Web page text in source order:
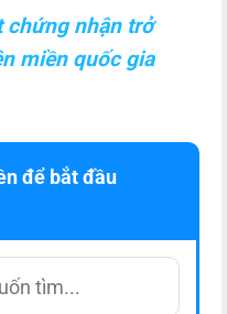
chứng nhận trở
miền quốc gia
để bắt đầu